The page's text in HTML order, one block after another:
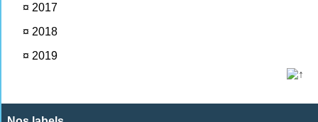
¤ 2017
¤ 2018
¤ 2019